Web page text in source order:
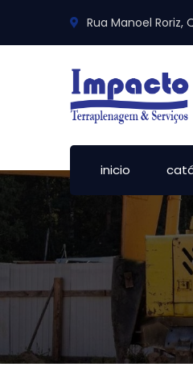
Rua Manoel Roriz,
inicio